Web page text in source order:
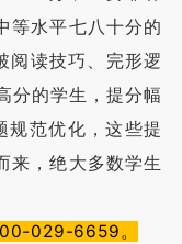
等水平七八十分的
阅读技巧、完形逻
分的学生，提分幅
规范优化，这些提
来，绝大多数学生
029-6659。